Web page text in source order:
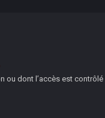
ou dont l’accès est